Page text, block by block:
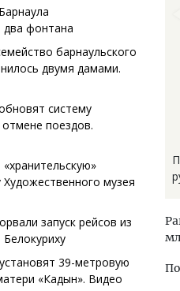
фонтана
барнаульского
двумя дамами.
систему
поездов.
Художественного музея
запуск рейсов из
39-метровую
«Кадын». Видео